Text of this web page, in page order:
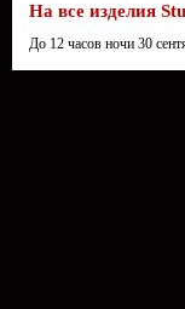
На все изделия
До 12 часов ночи 30